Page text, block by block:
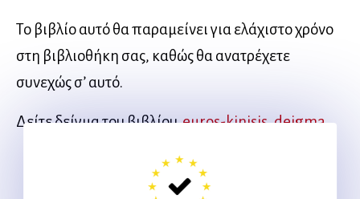
Το βιβλίο αυτό θα παραμείνει για ελάχιστο χρόνο
στη βιβλιοθήκη σας, καθώς θα ανατρέχετε
συνεχώς σ’ αυτό.
Δείτε δείγμα του βιβλίουeuros-kinisis_deigma
ΜΠΟΡΕΊ ΕΠΊΣΗΣ ΝΑ ΣΑΣ ΑΡΈΣΕΙ…